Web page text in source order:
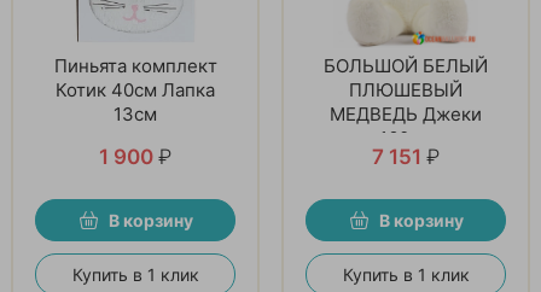
Пиньята комплект
Котик 40см Лапка
13см
1 900 ₽
В корзину
Купить в 1 клик
БОЛЬШОЙ БЕЛЫЙ
ПЛЮШЕВЫЙ
МЕДВЕДЬ Джеки
160см
7 151 ₽
В корзину
Купить в 1 клик